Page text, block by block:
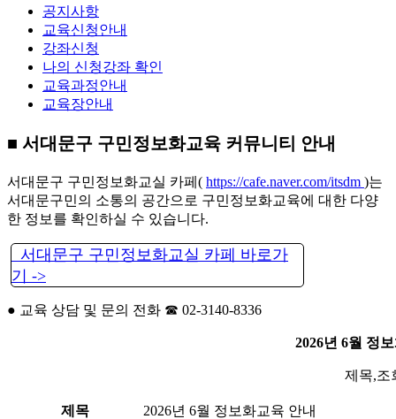
공지사항
교육신청안내
강좌신청
나의 신청강좌 확인
교육과정안내
교육장안내
■ 서대문구 구민정보화교육 커뮤니티 안내
서대문구 구민정보화교실 카페( https://cafe.naver.com/itsdm )는
서대문구민의 소통의 공간으로 구민정보화교육에 대한 다양
한 정보를 확인하실 수 있습니다.
서대문구 구민정보화교실 카페 바로가
기 ->
● 교육 상담 및 문의 전화 ☎ 02-3140-8336
2026년 6월 정
제목,조
제목
2026년 6월 정보화교육 안내